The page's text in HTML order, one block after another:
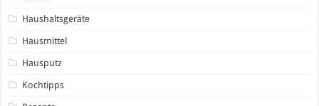
Haushaltsgeräte
Hausmittel
Hausputz
Kochtipps